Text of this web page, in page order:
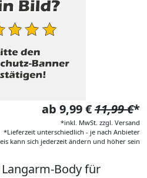
ab 9,99 €11,99 €*
*inkl. MwSt. zzgl. Versand
*Lieferzeit unterschiedlich - je nach Anbieter
kann sich jederzeit ändern und höher sein
Body für